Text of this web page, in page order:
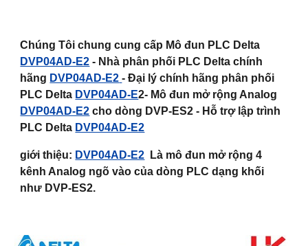
Chúng Tôi chung cung cấp Mô đun PLC Delta
DVP04AD-E2 - Nhà phân phối PLC Delta chính
hãng DVP04AD-E2 - Đại lý chính hãng phân phối
PLC Delta DVP04AD-E2- Mô đun mở rộng Analog
DVP04AD-E2 cho dòng DVP-ES2 - Hỗ trợ lập trình
PLC Delta DVP04AD-E2
giới thiệu: DVP04AD-E2 Là mô đun mở rộng 4
kênh Analog ngõ vào của dòng PLC dạng khối
như DVP-ES2.